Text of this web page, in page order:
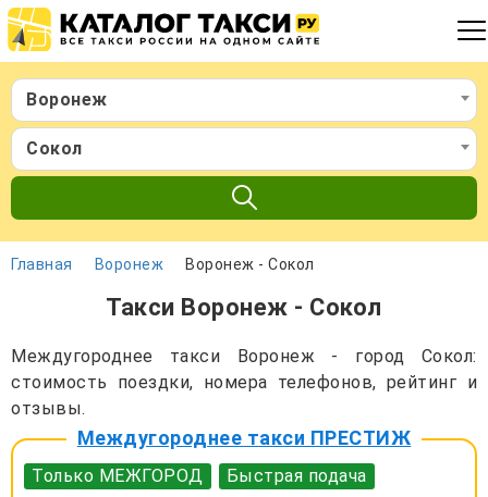
Воронеж
Сокол
Главная Воронеж Воронеж - Сокол
Такси Воронеж - Сокол
Междугороднее такси Воронеж - город Сокол:
стоимость поездки, номера телефонов, рейтинг и
отзывы.
Междугороднее такси ПРЕСТИЖ
Только МЕЖГОРОД
Быстрая подача